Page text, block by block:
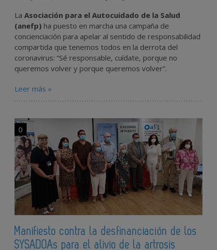
La Asociación para el Autocuidado de la Salud
(anefp) ha puesto en marcha una campaña de
concienciación para apelar al sentido de responsabilidad
compartida que tenemos todos en la derrota del
coronavirus: “Sé responsable, cuídate, porque no
queremos volver y porque queremos volver”.
Leer más »
0
Manifiesto contra la desfinanciación de los
SYSADOAs para el alivio de la artrosis